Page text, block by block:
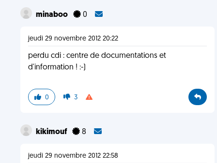
minaboo 0
jeudi 29 novembre 2012 20:22
perdu cdi : centre de documentations et
d'information ! :-)
0 3
kikimouf 8
jeudi 29 novembre 2012 22:58